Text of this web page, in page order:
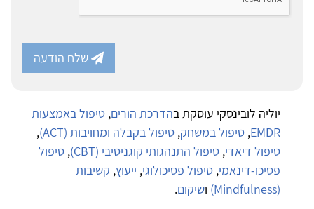
שלח הודעה
יוליה לובינסקי עוסקת בהדרכת הורים, טיפול באמצעות
EMDR
, טיפול במשחק, טיפול בקבלה ומחויבות (ACT)
,
טיפול דיאדי, טיפול התנהגותי קוגניטיבי (CBT) , טיפול
פסיכו-דינאמי, טיפול פסיכולוגי, ייעוץ, קשיבות
(Mindfulness)
ושיקום.